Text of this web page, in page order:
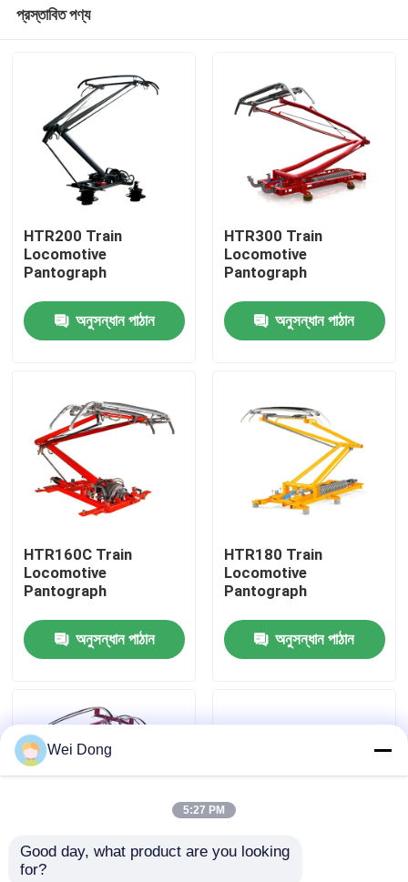
আমাদের সম্বন্ধে
গুণমান নিয়ন্ত্রণ
আমাদের সাথে যোগাযোগ
মামলা
একটি উদ্ধৃতি অনুরোধ করুন
প্রস্তাবিত পণ্য
HTR200 Train
Locomotive
Pantograph
অনুসন্ধান পাঠান
HTR300 Train
Locomotive
Pantograph
অনুসন্ধান পাঠান
HTR160C Train
Locomotive
Pantograph
অনুসন্ধান পাঠান
HTR180 Train
Locomotive
Pantograph
অনুসন্ধান পাঠান
HTR250 Train
Wei Dong
5:27 PM
Good day, what product are you looking
for?